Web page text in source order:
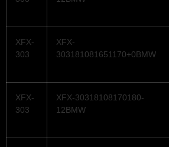
XFX-
303
XFX-
303181081651170+0BMW
XFX-
303
XFX-30318108170180-
12BMW